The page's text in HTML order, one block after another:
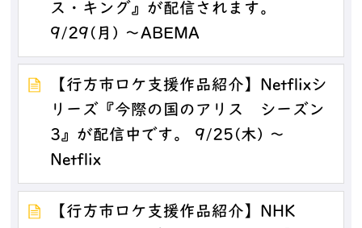
ス・キング』が配信されます。
9/29(月) ～ABEMA
【行方市ロケ支援作品紹介】Netflixシ
リーズ『今際の国のアリス シーズン
3』が配信中です。 9/25(木) ～
Netflix
【行方市ロケ支援作品紹介】NHK